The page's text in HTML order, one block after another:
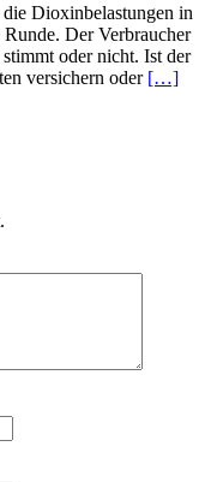
Dioxinbelastungen in
Der Verbraucher
oder nicht. Ist der
versichern oder […]